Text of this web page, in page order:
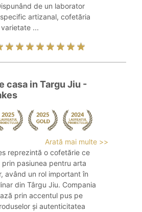
de un laborator
artizanal, cofetăria
...
casa in Targu Jiu -
Arată mai multe >>
reprezintă o cofetărie ce
prin pasiunea pentru arta
având un rol important în
din Târgu Jiu. Compania
prin accentul pus pe
și autenticitatea